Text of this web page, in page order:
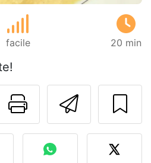
facile 20 min
Imprimer
une
photo de